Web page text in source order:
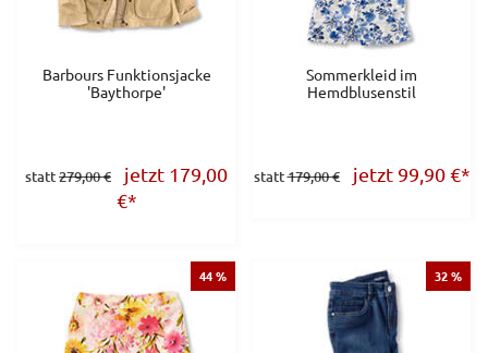
Barbours Funktionsjacke
'Baythorpe'
statt279,00 €
jetzt 179,00
€*
Sommerkleid im
Hemdblusenstil
statt179,00 € jetzt 99,90€*
44 % 32 %